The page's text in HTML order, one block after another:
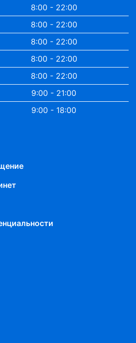
8:00 - 22:00
8:00 - 22:00
8:00 - 22:00
8:00 - 22:00
8:00 - 22:00
9:00 - 21:00
9:00 - 18:00